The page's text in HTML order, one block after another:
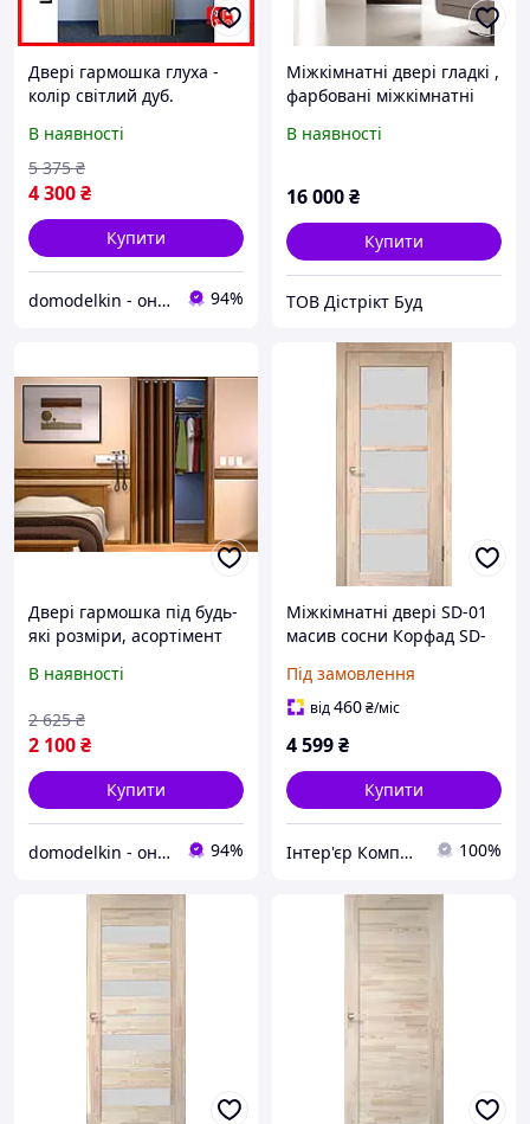
Двері гармошка глуха -
колір світлий дуб.
Ширина 110см.
Міжкімнатні двері
гармошка
В наявності
4 300₴
5 375 ₴
Купити
domodelkin - онлайн маркет товарів для дому 94%
Міжкімнатні двері гладкі ,
фарбовані міжкімнатні
міжкімнатні двері Київ
В наявності
16 000₴
Купити
ТОВ Дістрікт Буд
Двері гармошка під будь-
які розміри, асортімент
Міжкімнатні двері
В наявності
2 100₴
2 625 ₴
Купити
domodelkin - онлайн маркет товарів для дому 94%
Міжкімнатні двері SD-01
масив сосни Корфад SD-
Під замовлення
від460₴/міс
4 599₴
Купити
Інтер'єр Комплекс 100%